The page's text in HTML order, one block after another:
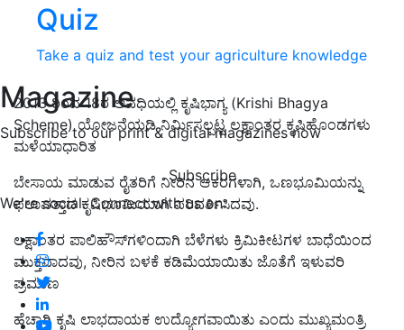
Quiz
Take a quiz and test your agriculture knowledge
Magazine
Subscribe to our print & digital magazines now
Subscribe
We're social. Connect with us on:
2013 ರಿಂದ 18ರ ಅವಧಿಯಲ್ಲಿ ಕೃಷಿಭಾಗ್ಯ (Krishi Bhagya
Scheme) ಯೋಜನೆಯಡಿ ನಿರ್ಮಿಸಲ್ಪಟ್ಟ ಲಕ್ಷಾಂತರ ಕೃಷಿಹೊಂಡಗಳು
ಮಳೆಯಾಧಾರಿತ
ಬೇಸಾಯ ಮಾಡುವ ರೈತರಿಗೆ ನೀರಿನ ಆಕರಗಳಾಗಿ, ಒಣಭೂಮಿಯನ್ನು
ಫಲಾವತ್ತಾದ ಕೃಷಿಭೂಮಿಯಾಗಿ ಪರಿವರ್ತಿಸಿದವು.
ಲಕ್ಷಾಂತರ ಪಾಲಿಹೌಸ್‌ಗಳಿಂದಾಗಿ ಬೆಳೆಗಳು ಕ್ರಿಮಿಕೀಟಗಳ ಬಾಧೆಯಿಂದ
ಮುಕ್ತವಾದವು, ನೀರಿನ ಬಳಕೆ ಕಡಿಮೆಯಾಯಿತು ಜೊತೆಗೆ ಇಳುವರಿ
ಪ್ರಮಾಣ
ಹೆಚ್ಚಾಗಿ ಕೃಷಿ ಲಾಭದಾಯಕ ಉದ್ಯೋಗವಾಯಿತು ಎಂದು ಮುಖ್ಯಮಂತ್ರಿ